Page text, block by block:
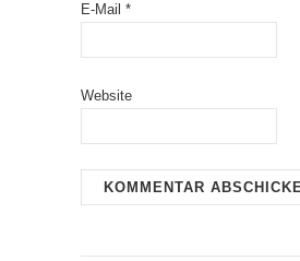
E-Mail *
Website